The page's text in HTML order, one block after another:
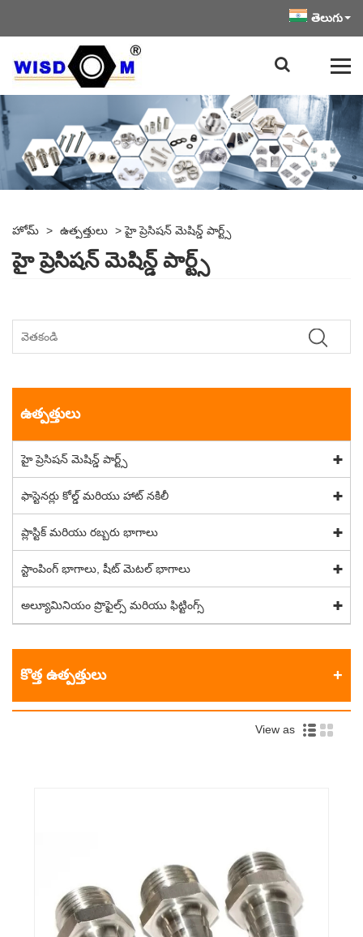
తెలుగు
హోమ్ > ఉత్పత్తులు >హై ప్రెసిషన్ మెషిన్డ్ పార్ట్స్
హై ప్రెసిషన్ మెషిన్డ్ పార్ట్స్
ఉత్పత్తులు
హై ప్రెసిషన్ మెషిన్డ్ పార్ట్స్
ఫాస్టెనర్లు కోల్డ్ మరియు హాట్ నకిలీ
ప్లాస్టిక్ మరియు రబ్బరు భాగాలు
స్టాంపింగ్ భాగాలు, షీట్ మెటల్ భాగాలు
అల్యూమినియం ప్రొఫైల్స్ మరియు ఫిట్టింగ్స్
కొత్త ఉత్పత్తులు
View as